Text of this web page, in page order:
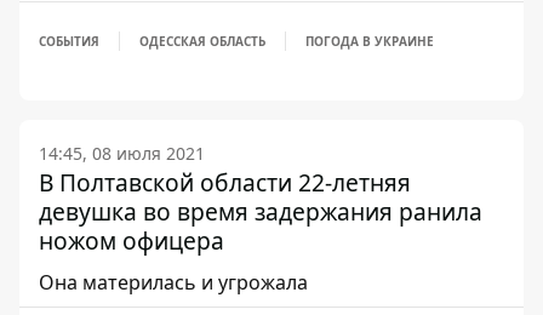
СОБЫТИЯ ОДЕССКАЯ ОБЛАСТЬ ПОГОДА В УКРАИНЕ
14:45, 08 июля 2021
В Полтавской области 22-летняя
девушка во время задержания ранила
ножом офицера
Она материлась и угрожала